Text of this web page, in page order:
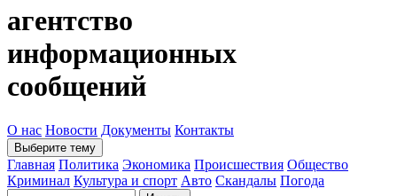
агентство
информационных
сообщений
О нас Новости Документы Контакты
Выберите тему
Главная Политика Экономика Происшествия Общество
Криминал Культура и спорт Авто Скандалы Погода